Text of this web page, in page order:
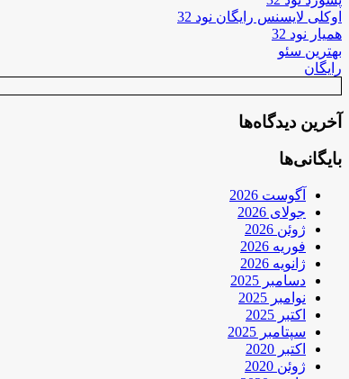
اوکلی لایسنس رایگان نود 32
همیار نود 32
بهترین سئو
رایگان
آخرین دیدگاه‌ها
بایگانی‌ها
آگوست 2026
جولای 2026
ژوئن 2026
فوریه 2026
ژانویه 2026
دسامبر 2025
نوامبر 2025
اکتبر 2025
سپتامبر 2025
اکتبر 2020
ژوئن 2020